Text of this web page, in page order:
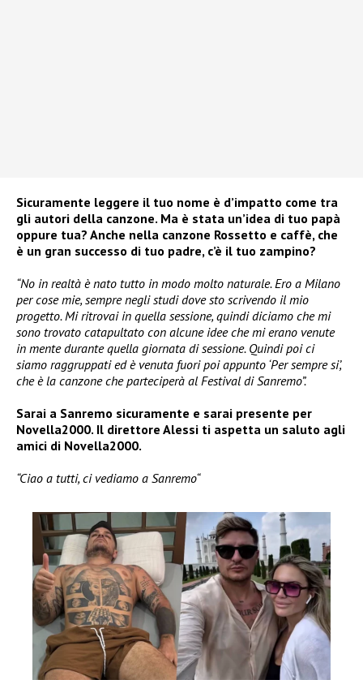
Sicuramente leggere il tuo nome è d’impatto come tra
gli autori della canzone. Ma è stata un’idea di tuo papà
oppure tua? Anche nella canzone Rossetto e caffè, che
è un gran successo di tuo padre, c’è il tuo zampino?
“No in realtà è nato tutto in modo molto naturale. Ero a Milano
per cose mie, sempre negli studi dove sto scrivendo il mio
progetto. Mi ritrovai in quella sessione, quindi diciamo che mi
sono trovato catapultato con alcune idee che mi erano venute
in mente durante quella giornata di sessione. Quindi poi ci
siamo raggruppati ed è venuta fuori poi appunto ‘Per sempre si’,
che è la canzone che parteciperà al Festival di Sanremo”.
Sarai a Sanremo sicuramente e sarai presente per
Novella2000. Il direttore Alessi ti aspetta un saluto agli
amici di Novella2000.
“Ciao a tutti, ci vediamo a Sanremo“